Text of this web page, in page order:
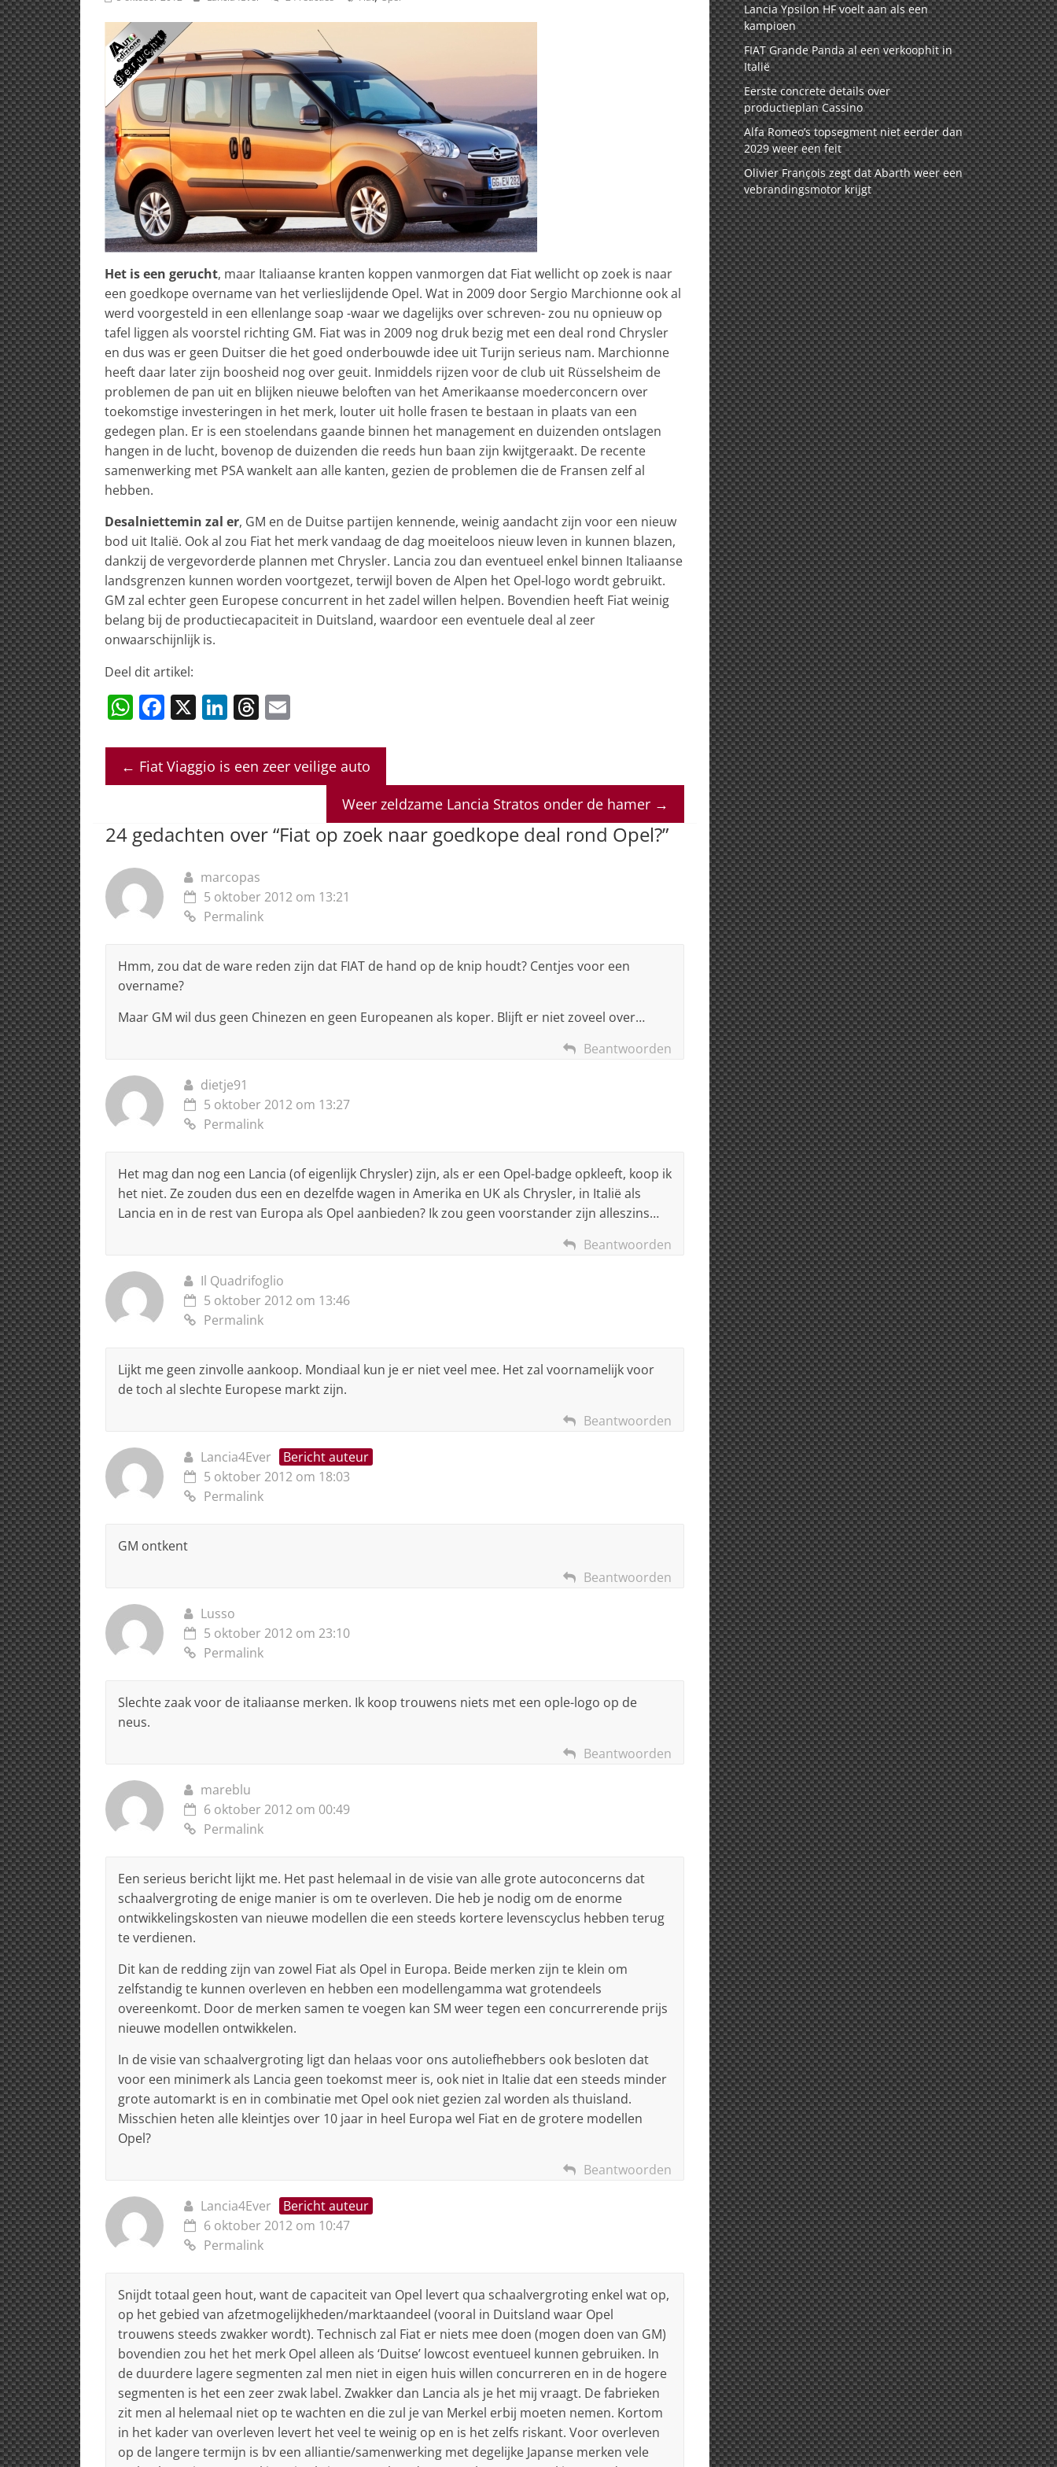
Het is een gerucht, maar Italiaanse kranten koppen vanmorgen dat Fiat wellicht op zoek is naar
een goedkope overname van het verlieslijdende Opel. Wat in 2009 door Sergio Marchionne ook al
werd voorgesteld in een ellenlange soap -waar we dagelijks over schreven- zou nu opnieuw op
tafel liggen als voorstel richting GM. Fiat was in 2009 nog druk bezig met een deal rond Chrysler
en dus was er geen Duitser die het goed onderbouwde idee uit Turijn serieus nam. Marchionne
heeft daar later zijn boosheid nog over geuit. Inmiddels rijzen voor de club uit Rüsselsheim de
problemen de pan uit en blijken nieuwe beloften van het Amerikaanse moederconcern over
toekomstige investeringen in het merk, louter uit holle frasen te bestaan in plaats van een
gedegen plan. Er is een stoelendans gaande binnen het management en duizenden ontslagen
hangen in de lucht, bovenop de duizenden die reeds hun baan zijn kwijtgeraakt. De recente
samenwerking met PSA wankelt aan alle kanten, gezien de problemen die de Fransen zelf al
hebben.
Desalniettemin zal er, GM en de Duitse partijen kennende, weinig aandacht zijn voor een nieuw
bod uit Italië. Ook al zou Fiat het merk vandaag de dag moeiteloos nieuw leven in kunnen blazen,
dankzij de vergevorderde plannen met Chrysler. Lancia zou dan eventueel enkel binnen Italiaanse
landsgrenzen kunnen worden voortgezet, terwijl boven de Alpen het Opel-logo wordt gebruikt.
GM zal echter geen Europese concurrent in het zadel willen helpen. Bovendien heeft Fiat weinig
belang bij de productiecapaciteit in Duitsland, waardoor een eventuele deal al zeer
onwaarschijnlijk is.
Deel dit artikel:
W
at
s
p
p
F
c
e
o
X Li
k
e
n
T
re
a
s
ai
l
← Fiat Viaggio is een zeer veilige auto
Weer zeldzame Lancia Stratos onder de hamer →
24 gedachten over “Fiat op zoek naar goedkope deal rond Opel?”
marcopas
5 oktober 2012 om 13:21
Permalink
Hmm, zou dat de ware reden zijn dat FIAT de hand op de knip houdt? Centjes voor een
overname?
Maar GM wil dus geen Chinezen en geen Europeanen als koper. Blijft er niet zoveel over…
Beantwoorden
dietje91
5 oktober 2012 om 13:27
Permalink
Het mag dan nog een Lancia (of eigenlijk Chrysler) zijn, als er een Opel-badge opkleeft, koop ik
het niet. Ze zouden dus een en dezelfde wagen in Amerika en UK als Chrysler, in Italië als
Lancia en in de rest van Europa als Opel aanbieden? Ik zou geen voorstander zijn alleszins…
Beantwoorden
Il Quadrifoglio
5 oktober 2012 om 13:46
Permalink
Lijkt me geen zinvolle aankoop. Mondiaal kun je er niet veel mee. Het zal voornamelijk voor
de toch al slechte Europese markt zijn.
Beantwoorden
Lancia4Ever
Bericht auteur
5 oktober 2012 om 18:03
Permalink
GM ontkent
Beantwoorden
Lusso
5 oktober 2012 om 23:10
Permalink
Slechte zaak voor de italiaanse merken. Ik koop trouwens niets met een ople-logo op de
neus.
Beantwoorden
mareblu
6 oktober 2012 om 00:49
Permalink
Een serieus bericht lijkt me. Het past helemaal in de visie van alle grote autoconcerns dat
schaalvergroting de enige manier is om te overleven. Die heb je nodig om de enorme
ontwikkelingskosten van nieuwe modellen die een steeds kortere levenscyclus hebben terug
te verdienen.
Dit kan de redding zijn van zowel Fiat als Opel in Europa. Beide merken zijn te klein om
zelfstandig te kunnen overleven en hebben een modellengamma wat grotendeels
overeenkomt. Door de merken samen te voegen kan SM weer tegen een concurrerende prijs
nieuwe modellen ontwikkelen.
In de visie van schaalvergroting ligt dan helaas voor ons autoliefhebbers ook besloten dat
voor een minimerk als Lancia geen toekomst meer is, ook niet in Italie dat een steeds minder
grote automarkt is en in combinatie met Opel ook niet gezien zal worden als thuisland.
Misschien heten alle kleintjes over 10 jaar in heel Europa wel Fiat en de grotere modellen
Opel?
Beantwoorden
Lancia4Ever
Bericht auteur
6 oktober 2012 om 10:47
Permalink
Snijdt totaal geen hout, want de capaciteit van Opel levert qua schaalvergroting enkel wat op,
op het gebied van afzetmogelijkheden/marktaandeel (vooral in Duitsland waar Opel
trouwens steeds zwakker wordt). Technisch zal Fiat er niets mee doen (mogen doen van GM)
bovendien zou het het merk Opel alleen als ‘Duitse’ lowcost eventueel kunnen gebruiken. In
de duurdere lagere segmenten zal men niet in eigen huis willen concurreren en in de hogere
segmenten is het een zeer zwak label. Zwakker dan Lancia als je het mij vraagt. De fabrieken
zit men al helemaal niet op te wachten en die zul je van Merkel erbij moeten nemen. Kortom
in het kader van overleven levert het veel te weinig op en is het zelfs riskant. Voor overleven
op de langere termijn is bv een alliantie/samenwerking met degelijke Japanse merken vele
Lancia Ypsilon HF voelt aan als een
kampioen
FIAT Grande Panda al een verkoophit in
Italië
Eerste concrete details over
productieplan Cassino
Alfa Romeo’s topsegment niet eerder dan
2029 weer een feit
Olivier François zegt dat Abarth weer een
vebrandingsmotor krijgt